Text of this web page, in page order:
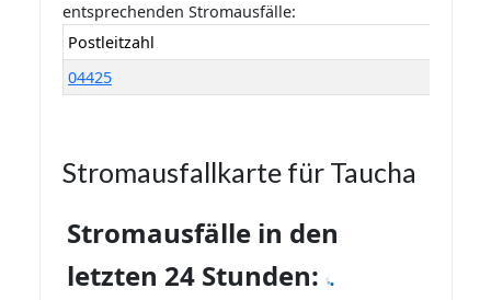
entsprechenden Stromausfälle:
Postleitzahl
04425
Stromausfallkarte für Taucha
Stromausfälle in den
letzten 24 Stunden: